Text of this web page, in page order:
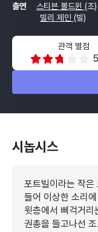
출연
스티븐 볼드윈 (조)
빌리 제인 (빌)
관객 별점
시놉시스
포트빌이라는 작은
들어 이상한 소리
윗층에서 삐걱거리
권총을 들고나선